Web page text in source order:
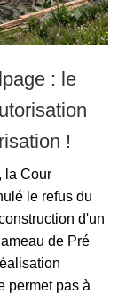
: le
!
la Cour
le refus du
d'un
de Pré
permet pas à